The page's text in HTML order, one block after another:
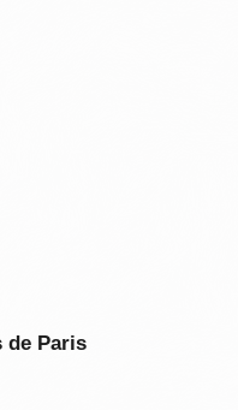
de Paris